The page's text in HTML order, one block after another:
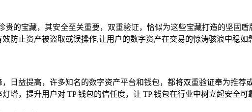
的宝藏，其安全至关重要，双重验证，恰似为这些宝藏打造的坚固
防止资产被盗取或误操作,让用户的数字资产在交易的惊涛骇浪中稳如
日益提高，许多知名的数字资产平台和钱包，都将双重验证奉为推
塔，提升用户对 TP 钱包的信任度，让 TP 钱包在行业中树立起安全可